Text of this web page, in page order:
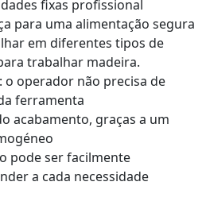
fixas profissional
para uma alimentação segura
em diferentes tipos de
trabalhar madeira.
o operador não precisa de
ferramenta
acabamento, graças a um
pode ser facilmente
a cada necessidade